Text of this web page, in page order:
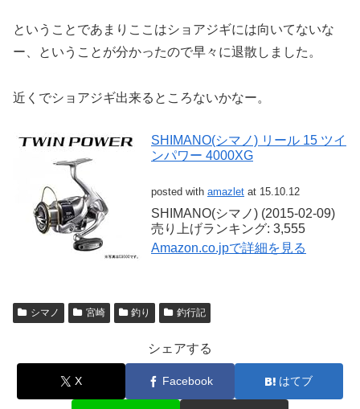
ということであまりここはショアジギには向いてないな
ー、ということが分かったので早々に退散しました。
近くでショアジギ出来るところないかなー。
SHIMANO(シマノ) リール 15 ツイ
ンパワー 4000XG
posted with amazlet at 15.10.12
SHIMANO(シマノ) (2015-02-09)
売り上げランキング: 3,555
Amazon.co.jpで詳細を見る
シマノ 宮崎 釣り 釣行記
シェアする
X Facebook はてブ